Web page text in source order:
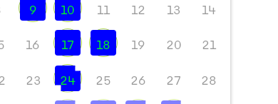
9 10 11 12 13 14
16 17 18 19 20 21
23 24 25 26 27 28